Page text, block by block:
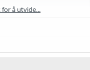
for å utvide...